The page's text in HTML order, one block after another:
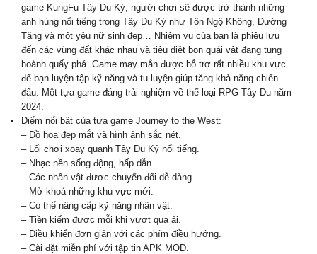
game KungFu Tây Du Ký, người chơi sẽ được trở thành những
anh hùng nổi tiếng trong Tây Du Ký như Tôn Ngộ Không, Đường
Tăng và một yêu nữ sinh đẹp… Nhiệm vụ của bạn là phiêu lưu
đến các vùng đất khác nhau và tiêu diệt bọn quái vật đang tung
hoành quấy phá. Game may mắn được hỗ trợ rất nhiều khu vực
để bạn luyện tập kỹ năng và tu luyện giúp tăng khả năng chiến
đấu. Một tựa game đáng trải nghiệm về thể loại RPG Tây Du năm
2024.
Điểm nổi bật của tựa game Journey to the West:
– Đồ hoạ đẹp mắt và hình ảnh sắc nét.
– Lối chơi xoay quanh Tây Du Ký nổi tiếng.
– Nhạc nền sống động, hấp dẫn.
– Các nhân vật được chuyển đổi dễ dàng.
– Mở khoá những khu vực mới.
– Có thể nâng cấp kỹ năng nhân vật.
– Tiền kiếm được mỗi khi vượt qua ải.
– Điều khiển đơn giản với các phím điều hướng.
– Cài đặt miễn phí với tập tin APK MOD.